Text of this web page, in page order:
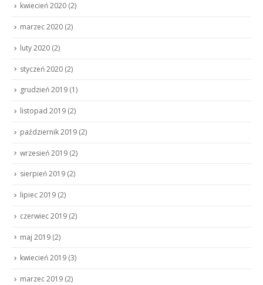
kwiecień 2020 (2)
marzec 2020 (2)
luty 2020 (2)
styczeń 2020 (2)
grudzień 2019 (1)
listopad 2019 (2)
październik 2019 (2)
wrzesień 2019 (2)
sierpień 2019 (2)
lipiec 2019 (2)
czerwiec 2019 (2)
maj 2019 (2)
kwiecień 2019 (3)
marzec 2019 (2)